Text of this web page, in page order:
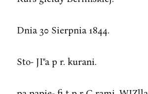
Dnia 30 Sierpnia 1844.
Sto- JI"a p r. kurani.